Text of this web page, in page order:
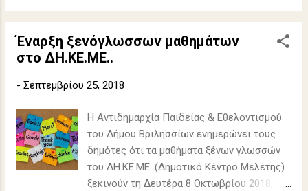
Έναρξη ξενόγλωσσων μαθημάτων
στο ΔΗ.ΚΕ.ΜΕ..
- Σεπτεμβρίου 25, 2018
Η Αντιδημαρχία Παιδείας & Εθελοντισμού
του Δήμου Βριλησσίων ενημερώνει τους
δημότες ότι τα μαθήματα ξένων γλωσσών
του ΔΗ.ΚΕ.ΜΕ. (Δημοτικό Κέντρο Μελέτης)
ξεκινούν τη Δευτέρα 8 Οκτωβρίου 2018,